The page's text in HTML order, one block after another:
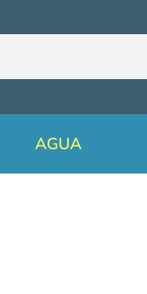
AGUA